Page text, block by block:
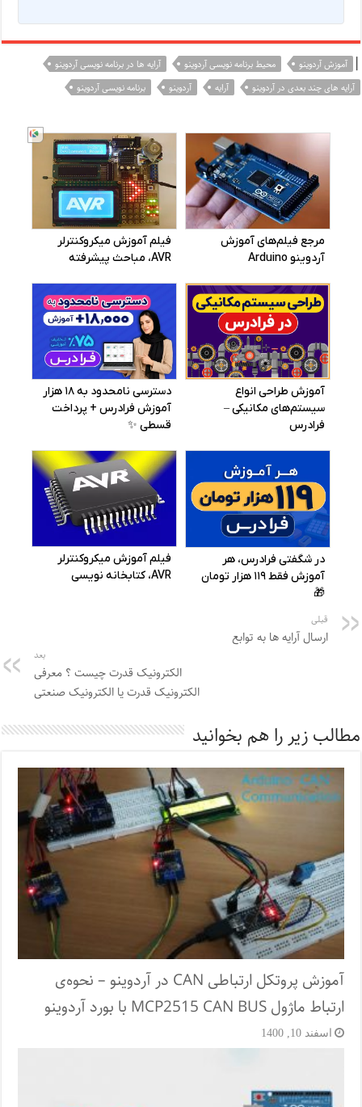
| آموزش آردوینو محیط برنامه نویسی آردوینو
آرایه ها در برنامه نویسی آردوینو
آرایه های چند بعدی در آردوینو
آرایه آردوینو برنامه نویسی آردوینو
قبلی
ارسال آرایه ها به توابع
بعد
الکترونیک قدرت چیست ؟ معرفی
الکترونیک قدرت یا الکترونیک صنعتی
مطالب زیر را هم بخوانید
آموزش پروتکل ارتباطی CAN در آردوینو – نحوه‌ی
ارتباط ماژول MCP2515 CAN BUS با بورد آردوینو
اسفند 10, 1400